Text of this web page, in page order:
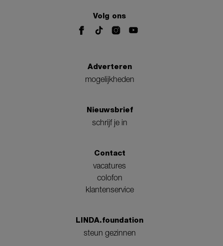
Volg ons
Adverteren
mogelijkheden
Nieuwsbrief
schrijf je in
Contact
vacatures
colofon
klantenservice
LINDA.foundation
steun gezinnen